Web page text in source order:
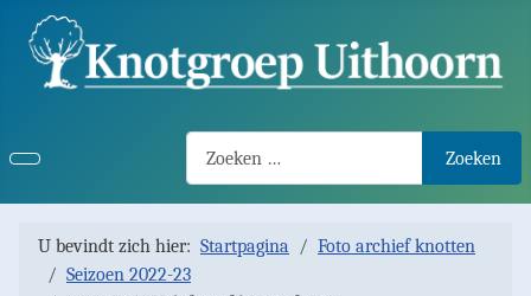
Zoeken
U bevindt zich hier: Startpagina
Foto archief knotten
Seizoen 2022-23